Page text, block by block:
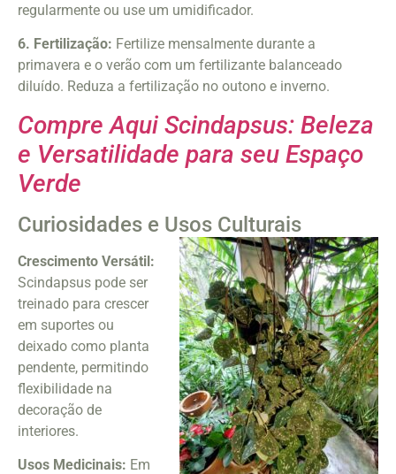
regularmente ou use um umidificador.
6. Fertilização: Fertilize mensalmente durante a
primavera e o verão com um fertilizante balanceado
diluído. Reduza a fertilização no outono e inverno.
Compre Aqui Scindapsus: Beleza
e Versatilidade para seu Espaço
Verde
Curiosidades e Usos Culturais
Crescimento Versátil:
Scindapsus pode ser
treinado para crescer
em suportes ou
deixado como planta
pendente, permitindo
flexibilidade na
decoração de
interiores.
Usos Medicinais: Em